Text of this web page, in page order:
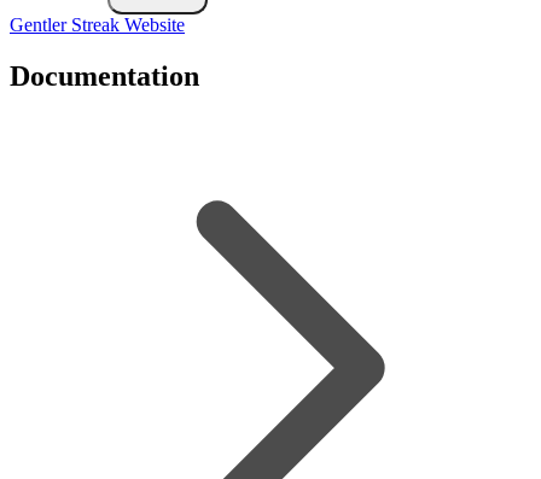
Gentler Streak Website
Documentation